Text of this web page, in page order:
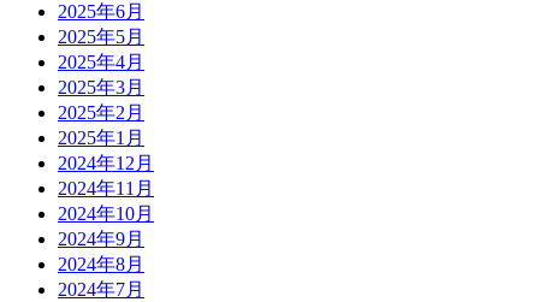
2025年6月
2025年5月
2025年4月
2025年3月
2025年2月
2025年1月
2024年12月
2024年11月
2024年10月
2024年9月
2024年8月
2024年7月